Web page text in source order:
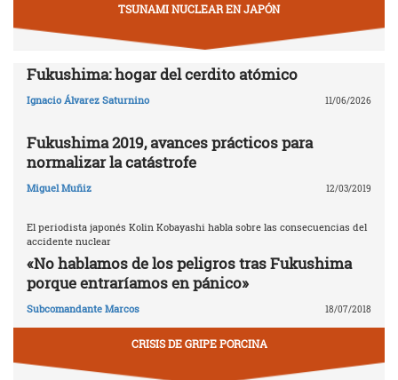
TSUNAMI NUCLEAR EN JAPÓN
Fukushima: hogar del cerdito atómico
Ignacio Álvarez Saturnino 11/06/2026
Fukushima 2019, avances prácticos para
normalizar la catástrofe
Miguel Muñiz 12/03/2019
El periodista japonés Kolin Kobayashi habla sobre las consecuencias del
accidente nuclear
«No hablamos de los peligros tras Fukushima
porque entraríamos en pánico»
Subcomandante Marcos 18/07/2018
CRISIS DE GRIPE PORCINA